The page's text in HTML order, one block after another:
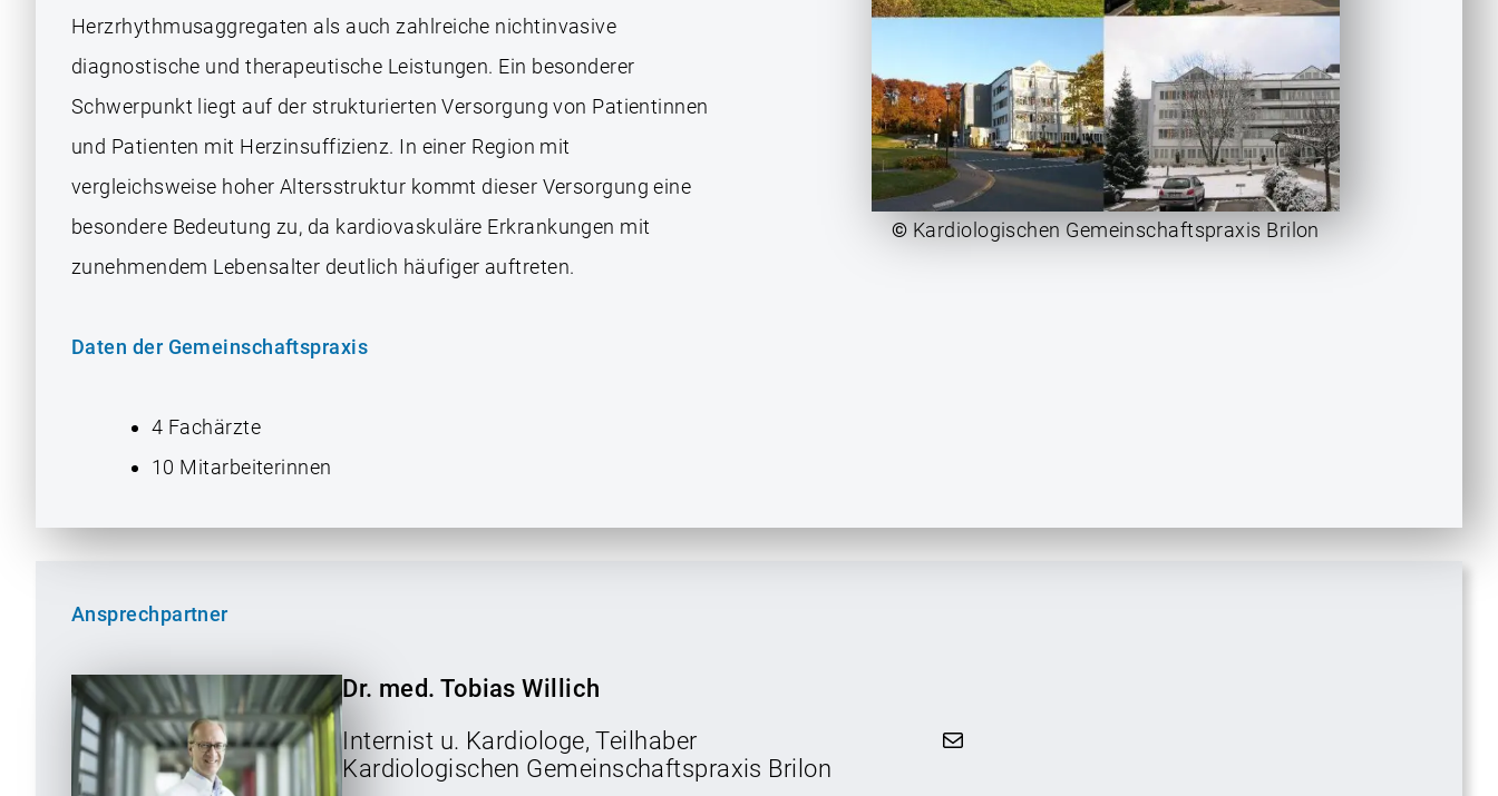
Herzrhythmusaggregaten als auch zahlreiche nichtinvasive
diagnostische und therapeutische Leistungen. Ein besonderer
Schwerpunkt liegt auf der strukturierten Versorgung von Patientinnen
und Patienten mit Herzinsuffizienz. In einer Region mit
vergleichsweise hoher Altersstruktur kommt dieser Versorgung eine
besondere Bedeutung zu, da kardiovaskuläre Erkrankungen mit
zunehmendem Lebensalter deutlich häufiger auftreten.
Daten der Gemeinschaftspraxis
4 Fachärzte
10 Mitarbeiterinnen
© Kardiologischen Gemeinschaftspraxis Brilon
Ansprechpartner
Dr. med. Tobias Willich
Internist u. Kardiologe, Teilhaber
Kardiologischen Gemeinschaftspraxis Brilon
Mail